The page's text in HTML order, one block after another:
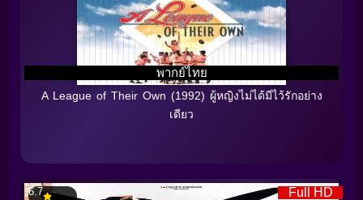
พากย์ไทย
A League of Their Own (1992) ผู้หญิงไม่ได้มีไว้รักอย่าง
เดียว
Full HD
6.7